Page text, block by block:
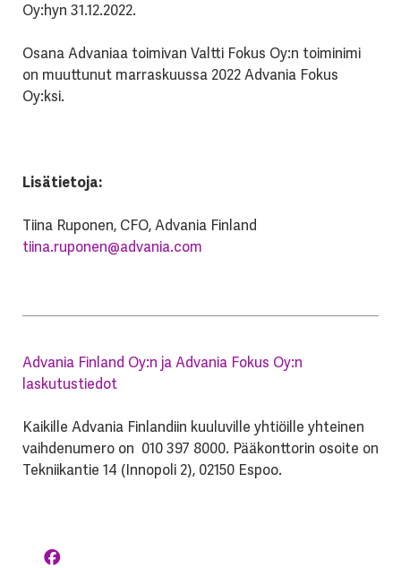
Oy:hyn 31.12.2022.
Osana Advaniaa toimivan Valtti Fokus Oy:n toiminimi
on muuttunut marraskuussa 2022 Advania Fokus
Oy:ksi.
Lisätietoja:
Tiina Ruponen, CFO, Advania Finland
tiina.ruponen@advania.com
Advania Finland Oy:n ja Advania Fokus Oy:n
laskutustiedot
Kaikille Advania Finlandiin kuuluville yhtiöille yhteinen
vaihdenumero on 010 397 8000. Pääkonttorin osoite on
Tekniikantie 14 (Innopoli 2), 02150 Espoo.